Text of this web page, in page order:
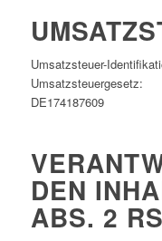
Umsatzsteuer-
Umsatzsteuergesetz:
DE174187609
DEN
ABS. 2